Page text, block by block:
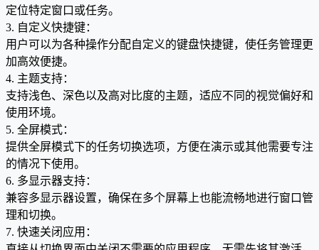
定位特定窗口或任务。
3. 自定义快捷键：
用户可以为各种操作分配自定义的键盘快捷键，使任务管理更
加高效便捷。
4. 主题支持：
支持浅色、深色以及高对比度的主题，适应不同的视觉偏好和
使用环境。
5. 全屏模式：
提供全屏模式下的任务切换选项，方便在演示或其他需要专注
的情况下使用。
6. 多显示器支持：
兼容多显示器设置，确保在多个屏幕上也能流畅地进行窗口管
理和切换。
7. 快速关闭应用：